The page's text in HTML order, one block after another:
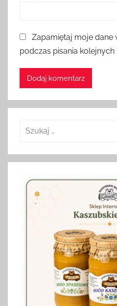
Zapamiętaj moje dane
podczas pisania kolejnych
Szukaj: